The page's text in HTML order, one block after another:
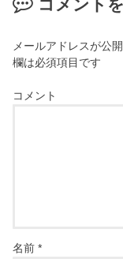
コメント
メールアドレスが公
欄は必須項目です
コメント
名前*